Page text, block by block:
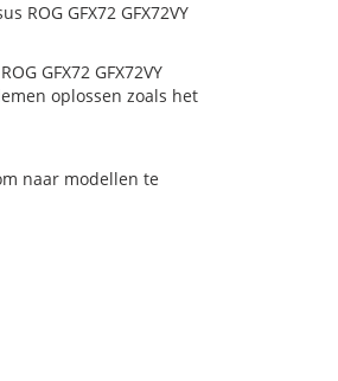
GFX72 GFX72VY
GFX72 GFX72VY
oplossen zoals het
naar modellen te